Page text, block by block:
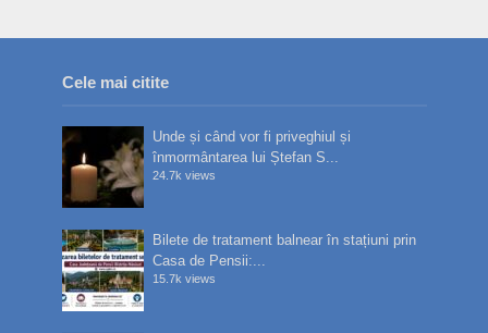
Cele mai citite
Unde și când vor fi priveghiul și
înmormântarea lui Ștefan S...
24.7k views
Bilete de tratament balnear în stațiuni prin
Casa de Pensii:...
15.7k views